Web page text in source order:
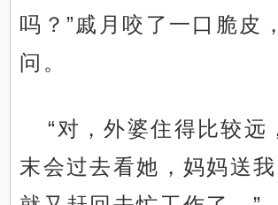
吗？”戚月咬了一口脆皮
问。
“对，外婆住得比较远
末会过去看她，妈妈送我